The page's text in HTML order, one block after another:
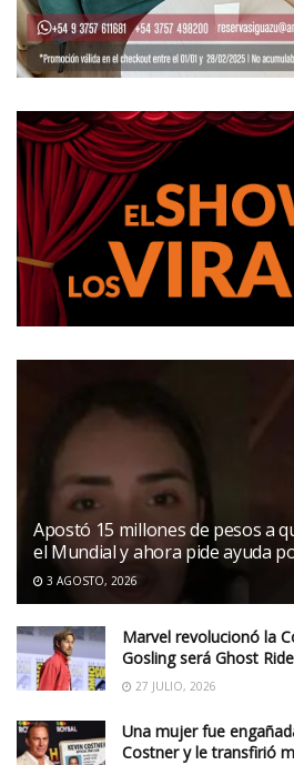
Apostó 15 millones de pesos a
el Mundial y ahora pide ayuda
3 AGOSTO, 2026
Marvel revolucionó la
Gosling será Ghost
27 JULIO, 2026
Una mujer fue
Costner y le transfirió